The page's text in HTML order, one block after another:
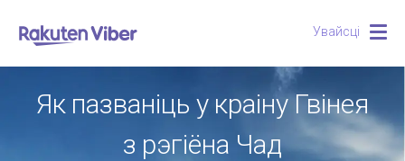
Увайсці
Як пазваніць у краіну Гвінея
з рэгіёна Чад